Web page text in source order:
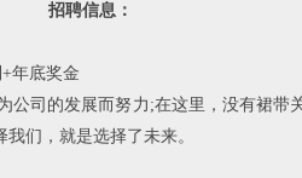
招聘信息：
年底奖金
的发展而努力;在这里，没有裙带
们，就是选择了未来。